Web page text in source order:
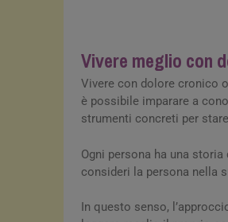
Vivere meglio con
Vivere con dolore cronico
è possibile imparare a
strumenti concreti per
Ogni persona ha una
consideri la persona nella
In questo senso,